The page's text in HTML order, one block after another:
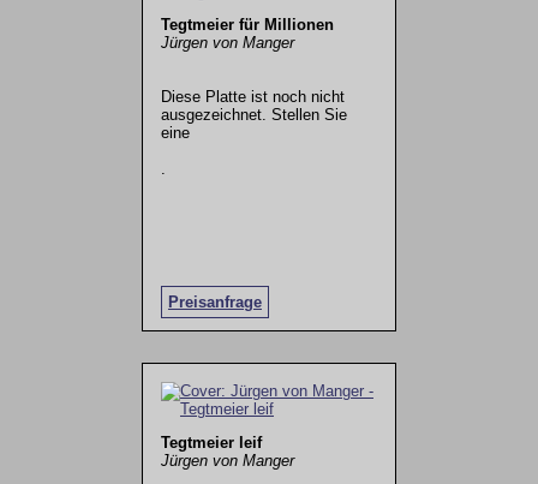
Tegtmeier für Millionen
Jürgen von Manger
Diese Platte ist noch nicht
ausgezeichnet. Stellen Sie
eine
Preisanfrage
.
Tegtmeier leif
Jürgen von Manger